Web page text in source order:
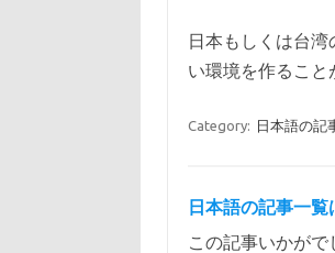
日本もしくは台
い環境を作ること
Category: 日本語の記
日本語の記事一覧
この記事いかがで